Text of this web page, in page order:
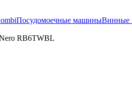
Посудомоечные машиныВинные
RB6TWBL